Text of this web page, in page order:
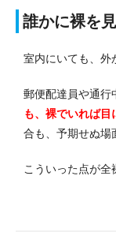
誰かに裸を
室内にいても、外
郵便配達員や通行
も、裸でいれば目
合も、予期せぬ場
こういった点が全